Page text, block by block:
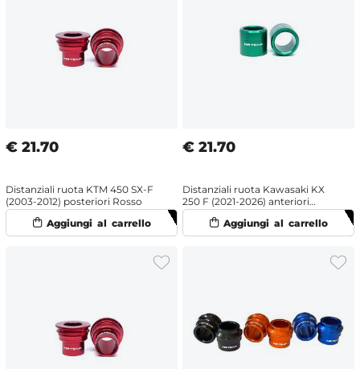
€ 21.70
Distanziali ruota KTM 450 SX-F
(2003-2012) posteriori Rosso
€ 21.70
Distanziali ruota Kawasaki KX
250 F (2021-2026) anteriori
Verde